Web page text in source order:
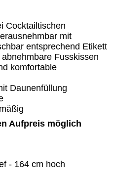
Cocktailtischen
mit
entsprechend Etikett
Fusskissen
komfortable
Daunenfüllung
Aufpreis möglich
- 164 cm hoch